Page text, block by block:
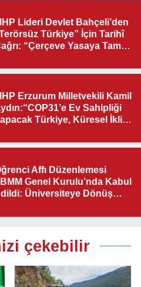
Lideri Devlet Bahçeli’den
Türkiye” İçin Tarihî
“Çerçeve Yasaya Tam
Erzurum Milletvekili Kamil
Ev Sahipliği
Türkiye, Küresel İklim
Affı Düzenlemesi
Genel Kurulu’nda Kabul
Üniversiteye Dönüş
çekebilir